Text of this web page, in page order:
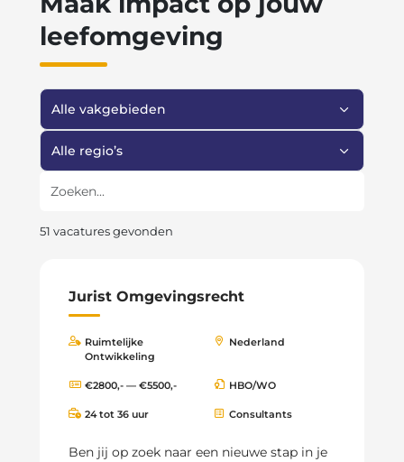
leefomgeving
Filter op vakgebied
Filter op regio
Zoeken
51 vacatures gevonden
Jurist Omgevingsrecht
Ruimtelijke
Ontwikkeling
Nederland
€2800,- — €5500,- HBO/WO
24 tot 36 uur Consultants
Ben jij op zoek naar een nieuwe stap in je